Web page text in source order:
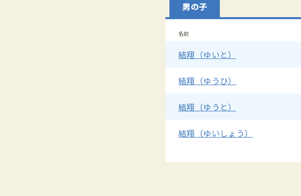
男の子
名前
結翔（ゆいと）
結翔（ゆうひ）
結翔（ゆうと）
結翔（ゆいしょう）